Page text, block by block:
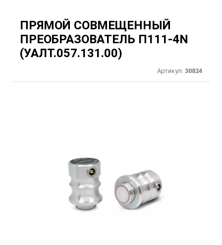
ПРЯМОЙ СОВМЕЩЕННЫЙ
ПРЕОБРАЗОВАТЕЛЬ П111-4N
(УАЛТ.057.131.00)
Артикул: 30824